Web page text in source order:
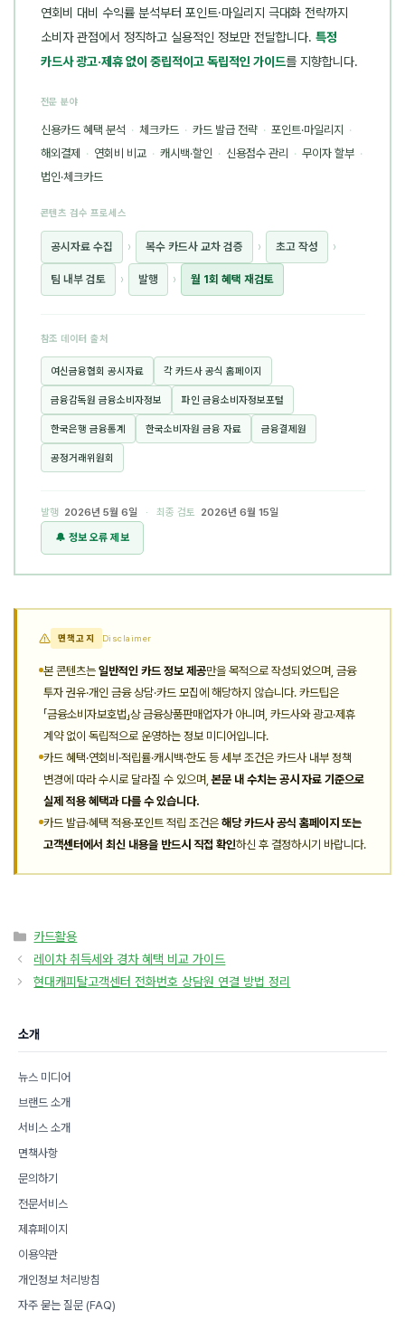
연회비 대비 수익률 분석부터 포인트·마일리지 극대화 전략까지
소비자 관점에서 정직하고 실용적인 정보만 전달합니다. 특정
카드사 광고·제휴 없이 중립적이고 독립적인 가이드를 지향합니다.
전문 분야
신용카드 혜택 분석 · 체크카드 · 카드 발급 전략 · 포인트·마일리지 ·
해외결제 · 연회비 비교 · 캐시백·할인 · 신용점수 관리 · 무이자 할부 ·
법인·체크카드
콘텐츠 검수 프로세스
공시자료 수집 › 복수 카드사 교차 검증 › 초고 작성 ›
팀 내부 검토 › 발행 › 월 1회 혜택 재검토
참조 데이터 출처
여신금융협회 공시자료 각 카드사 공식 홈페이지
금융감독원 금융소비자정보 파인 금융소비자정보포털
한국은행 금융통계 한국소비자원 금융 자료 금융결제원
공정거래위원회
발행 2026년 5월 6일 · 최종 검토
2026년 6월 15일
🔔 정보 오류 제보
면책고지 Disclaimer
본 콘텐츠는 일반적인 카드 정보 제공만을 목적으로 작성되었으며, 금융
투자 권유·개인 금융 상담·카드 모집에 해당하지 않습니다. 카드팁은
「금융소비자보호법」상 금융상품판매업자가 아니며, 카드사와 광고·제휴
계약 없이 독립적으로 운영하는 정보 미디어입니다.
카드 혜택·연회비·적립률·캐시백·한도 등 세부 조건은 카드사 내부 정책
변경에 따라 수시로 달라질 수 있으며,본문 내 수치는 공시 자료 기준으로
실제 적용 혜택과 다를 수 있습니다.
카드 발급·혜택 적용·포인트 적립 조건은 해당 카드사 공식 홈페이지 또는
고객센터에서 최신 내용을 반드시 직접 확인하신 후 결정하시기 바랍니다.
카
테
리
카드활용
레이차 취득세와 경차 혜택 비교 가이드
현대캐피탈고객센터 전화번호 상담원 연결 방법 정리
소개
뉴스 미디어
브랜드 소개
서비스 소개
면책사항
문의하기
전문서비스
제휴페이지
이용약관
개인정보 처리방침
자주 묻는 질문 (FAQ)